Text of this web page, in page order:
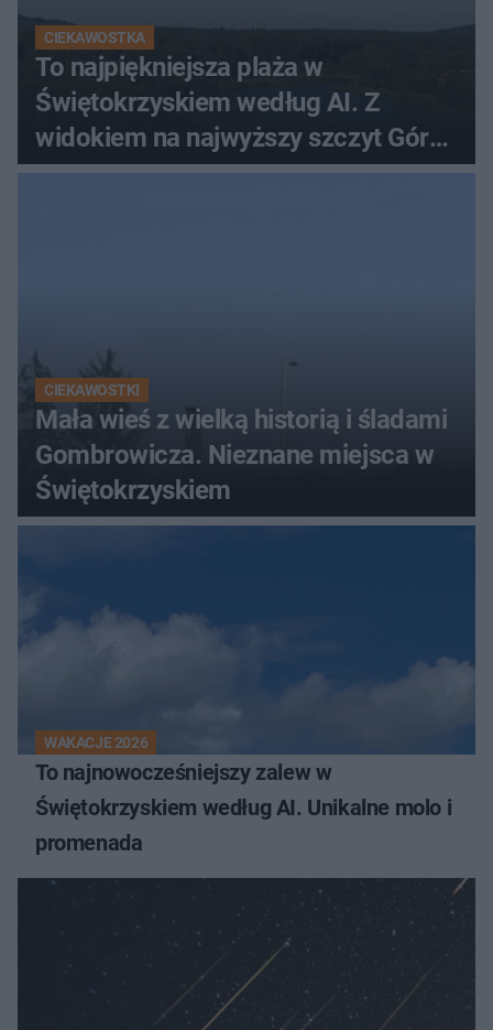
CIEKAWOSTKA
To najpiękniejsza plaża w
Świętokrzyskiem według AI. Z
widokiem na najwyższy szczyt Gór
Świętokrzyskich
CIEKAWOSTKI
Mała wieś z wielką historią i śladami
Gombrowicza. Nieznane miejsca w
Świętokrzyskiem
WAKACJE 2026
To najnowocześniejszy zalew w
Świętokrzyskiem według AI. Unikalne molo i
promenada